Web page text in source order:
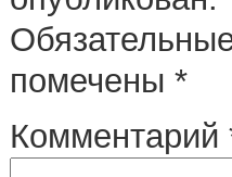
помечены *
Комментарий